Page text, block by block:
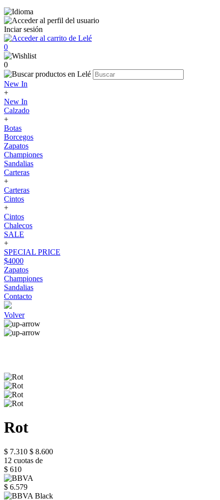
Inciar sesión
0
0
New In
+
New In
Calzado
+
Botas
Borcegos
Zapatos
Championes
Sandalias
Carteras
+
Carteras
Cintos
+
Cintos
Chalecos
SALE
+
SPECIAL PRICE
$4000
Zapatos
Championes
Sandalias
Contacto
Volver
Rot
$ 7.310 $ 8.600
12 cuotas de
$ 610
$ 6.579